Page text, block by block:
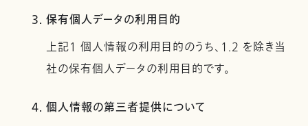
3. 保有個人データの利用目的
上記１ 個人情報の利用目的のうち、1.2 を除き当
社の保有個人データの利用目的です。
4. 個人情報の第三者提供について